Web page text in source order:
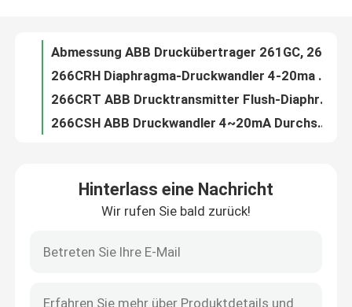
Fabrik Tour
Qualitätskontrolle
Referenzen
PSA-Gasgenerator
Psa-Sauerstoff-Generator
266JRH Multivariable Drucktransmitter Explosionssichere industrielle digitale Drucksensor
266JSH Multivariabler Durchflusstransmitter zur Messung des Differenzdrucks
Hinterlass eine Nachricht
Wir rufen Sie bald zurück!